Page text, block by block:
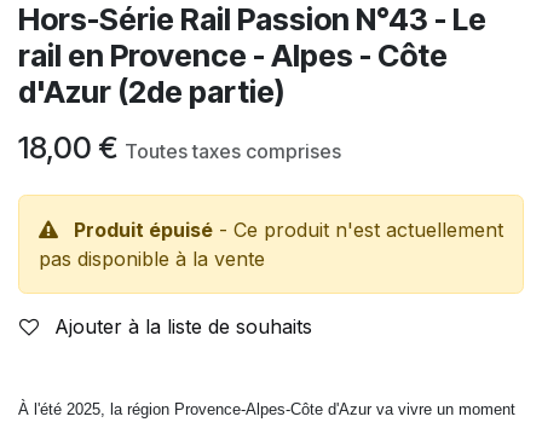
Hors-Série Rail Passion N°43 - Le
rail en Provence - Alpes - Côte
d'Azur (2de partie)
18,00 € Toutes taxes comprises
Produit épuisé - Ce produit n'est actuellement
pas disponible à la vente
Ajouter à la liste de souhaits
À l'été 2025, la région Provence-Alpes-Côte d'Azur va vivre un moment